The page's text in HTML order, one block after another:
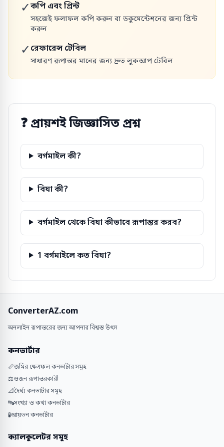
✓কপি এবং প্রিন্ট
সহজেই ফলাফল কপি করুন বা ডকুমেন্টেশনের জন্য প্রিন্ট
করুন
✓ রেফারেন্স টেবিল
সাধারণ রূপান্তর মানের জন্য দ্রুত লুকআপ টেবিল
❓ প্রায়শই জিজ্ঞাসিত প্রশ্ন
বর্গমাইল কী?
বিঘা কী?
বর্গমাইল থেকে বিঘা কীভাবে রূপান্তর করব?
1 বর্গমাইলে কত বিঘা?
ConverterAZ.com
অনলাইন রূপান্তরের জন্য আপনার বিশ্বস্ত উৎস
কনভার্টার
📏জমির ক্ষেত্রফল কনভার্টার সমূহ
⚖️ওজন রূপান্তরকারী
📐দৈর্ঘ্য কনভার্টার সমূহ
🔤সংখ্যা ও কথা কনভার্টার
🧪আয়তন কনভার্টার
ক্যালকুলেটর সমূহ